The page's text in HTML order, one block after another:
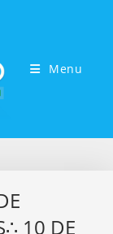
Menu
10 DE